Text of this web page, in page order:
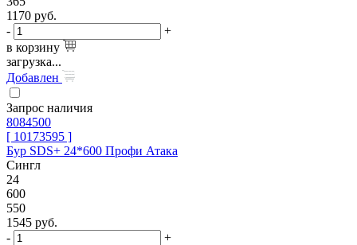
1170 руб.
-
+
в корзину
загрузка...
Добавлен
Запрос наличия
8084500
[ 10173595 ]
Бур SDS+ 24*600 Профи Атака
Сингл
24
600
550
1545 руб.
-
+